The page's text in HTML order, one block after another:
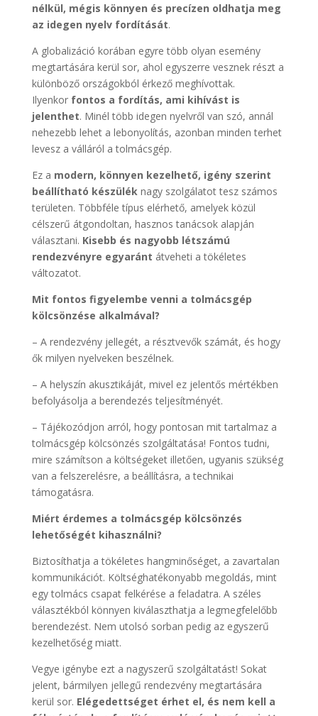
nélkül, mégis könnyen és precízen oldhatja meg
az idegen nyelv fordítását.
A globalizáció korában egyre több olyan esemény
megtartására kerül sor, ahol egyszerre vesznek részt a
különböző országokból érkező meghívottak.
Ilyenkor fontos a fordítás, ami kihívást is
jelenthet. Minél több idegen nyelvről van szó, annál
nehezebb lehet a lebonyolítás, azonban minden terhet
levesz a válláról a tolmácsgép.
Ez a modern, könnyen kezelhető, igény szerint
beállítható készüléknagy szolgálatot tesz számos
területen. Többféle típus elérhető, amelyek közül
célszerű átgondoltan, hasznos tanácsok alapján
választani. Kisebb és nagyobb létszámú
rendezvényre egyaránt átveheti a tökéletes
változatot.
Mit fontos figyelembe venni a tolmácsgép
kölcsönzése alkalmával?
– A rendezvény jellegét, a résztvevők számát, és hogy
ők milyen nyelveken beszélnek.
– A helyszín akusztikáját, mivel ez jelentős mértékben
befolyásolja a berendezés teljesítményét.
– Tájékozódjon arról, hogy pontosan mit tartalmaz a
tolmácsgép kölcsönzés szolgáltatása! Fontos tudni,
mire számítson a költségeket illetően, ugyanis szükség
van a felszerelésre, a beállításra, a technikai
támogatásra.
Miért érdemes a tolmácsgép kölcsönzés
lehetőségét kihasználni?
Biztosíthatja a tökéletes hangminőséget, a zavartalan
kommunikációt. Költséghatékonyabb megoldás, mint
egy tolmács csapat felkérése a feladatra. A széles
választékból könnyen kiválaszthatja a legmegfelelőbb
berendezést. Nem utolsó sorban pedig az egyszerű
kezelhetőség miatt.
Vegye igénybe ezt a nagyszerű szolgáltatást! Sokat
jelent, bármilyen jellegű rendezvény megtartására
kerül sor. Elégedettséget érhet el, és nem kell a